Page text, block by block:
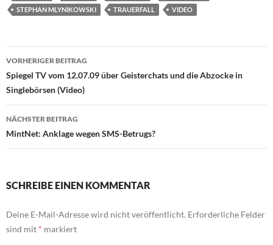
STEPHAN MLYNIKOWSKI
TRAUERFALL VIDEO
Beitragsnavigation
VORHERIGER BEITRAG
Spiegel TV vom 12.07.09 über Geisterchats und die Abzocke in
Singlebörsen (Video)
NÄCHSTER BEITRAG
MintNet: Anklage wegen SMS-Betrugs?
SCHREIBE EINEN KOMMENTAR
Deine E-Mail-Adresse wird nicht veröffentlicht. Erforderliche Felder
sind mit * markiert